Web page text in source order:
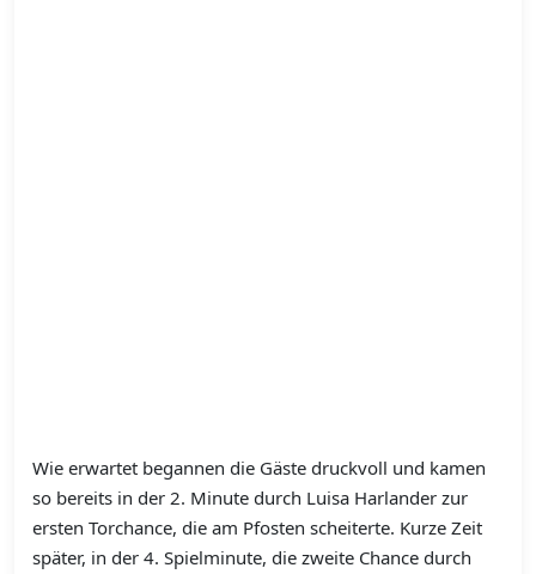
Wie erwartet begannen die Gäste druckvoll und kamen
so bereits in der 2. Minute durch Luisa Harlander zur
ersten Torchance, die am Pfosten scheiterte. Kurze Zeit
später, in der 4. Spielminute, die zweite Chance durch